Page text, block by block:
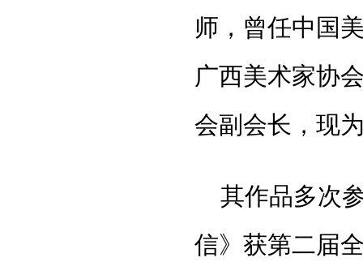
师，曾任中国
广西美术家协
会副会长，现
其作品多次
信》获第二届